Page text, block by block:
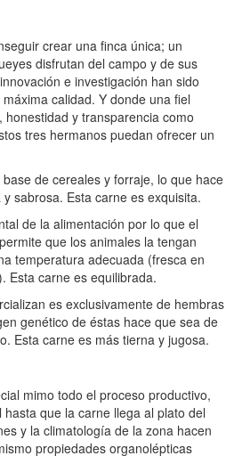
crear una finca única; un
disfrutan del campo y de sus
e investigación han sido
calidad. Y donde una fiel
y transparencia como
tres hermanos puedan ofrecer un
de cereales y forraje, lo que hace
sabrosa. Esta carne es exquisita.
de la alimentación por lo que el
que los animales la tengan
temperatura adecuada (fresca en
Esta carne es equilibrada.
es exclusivamente de hembras
genético de éstas hace que sea de
Esta carne es más tierna y jugosa.
mimo todo el proceso productivo,
que la carne llega al plato del
y la climatología de la zona hacen
propiedades organolépticas